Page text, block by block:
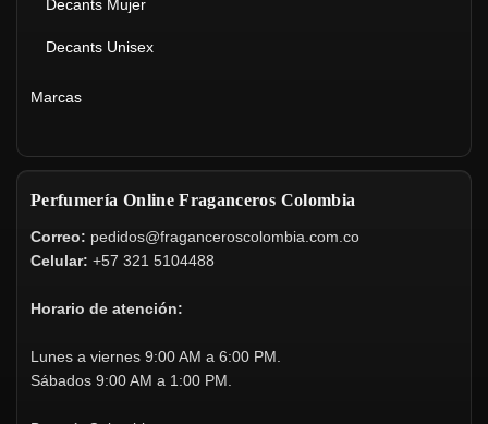
Decants Mujer
Decants Unisex
Marcas
Perfumería Online Fraganceros Colombia
Correo: pedidos@fraganceroscolombia.com.co
Celular: +57 321 5104488
Horario de atención:
Lunes a viernes 9:00 AM a 6:00 PM.
Sábados 9:00 AM a 1:00 PM.